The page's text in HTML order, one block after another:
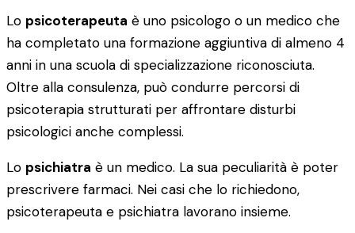
Lo psicoterapeuta è uno psicologo o un medico che
ha completato una formazione aggiuntiva di almeno 4
anni in una scuola di specializzazione riconosciuta.
Oltre alla consulenza, può condurre percorsi di
psicoterapia strutturati per affrontare disturbi
psicologici anche complessi.
Lo psichiatra è un medico. La sua peculiarità è poter
prescrivere farmaci. Nei casi che lo richiedono,
psicoterapeuta e psichiatra lavorano insieme.